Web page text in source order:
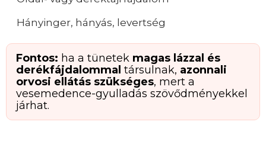
Hányinger, hányás, levertség
Fontos: ha a tünetek magas lázzal és
derékfájdalommal társulnak, azonnali
orvosi ellátás szükséges, mert a
vesemedence-gyulladás szövődményekkel
járhat.